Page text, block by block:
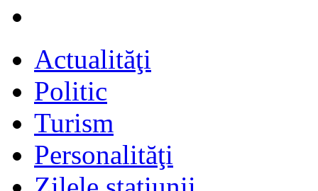
Actualităţi
Politic
Turism
Personalităţi